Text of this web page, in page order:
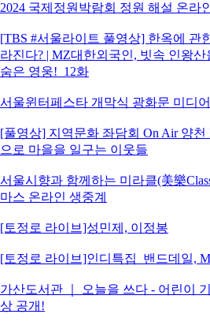
2024 국제정원박람회 정원 해설 온라
[TBS #서울라이트 풀영상] 한옥에 관
라진다? | MZ대한외국인, 빗속 인왕산
숨은 영웅!_12화
서울윈터페스타 개막식 광화문 미디
[풀영상] 지역문화 좌담회 On Air 양천
으로 마을을 일구는 이웃들
서울시향과 함께하는 미라클(美樂
마스 온라인 생중계
[토정로 라이브]성민제, 이정봉
[토정로 라이브]인디특집_밴드데일,
가산도서관 ｜ 오늘을 쓰다 - 어린이
상 공개!